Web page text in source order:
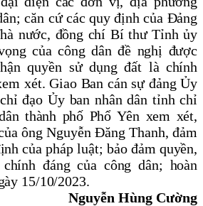
căn cứ các quy định của Đảng
nước, đồng chí Bí thư Tỉnh ủy
của công dân đề nghị được
quyền sử dụng đất là chính
xét. Giao Ban cán sự đảng Ủy
đạo Ủy ban nhân dân tỉnh chỉ
thành phố Phổ Yên xem xét,
ông Nguyễn Đăng Thanh, đảm
của pháp luật; bảo đảm quyền,
đáng của công dân; hoàn
15/10/2023.
Nguyễn Hùng Cường